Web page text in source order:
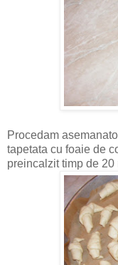
Procedam
tapetata cu foaie de
preincalzit timp de